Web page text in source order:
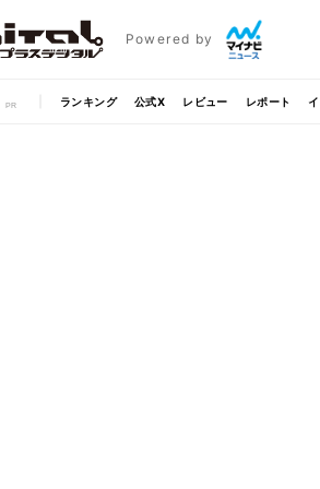
Powered by
ランキング 公式X レビュー レポート